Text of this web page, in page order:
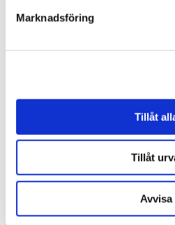
Marknadsföring
Tillåt
Tillåt
Avvisa
•
DET ÖVAS OCH DET
Det övas och det övas.
22 maj har vi en körkonsert
•
På bilden syns en del av den
Fler än alla flitiga som